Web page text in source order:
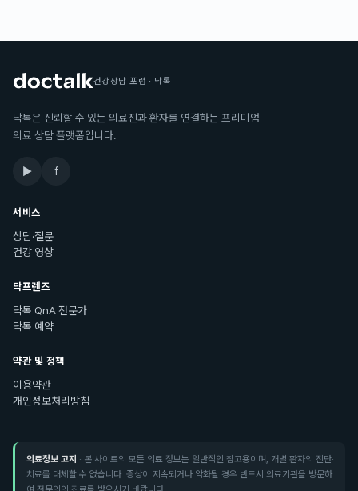
건강상담 포럼 · 닥톡
닥톡은 신뢰할 수 있는 의료진과 환자를 연결하는 프리미엄
의료 상담 플랫폼입니다.
▶ f
서비스
상담·질문
건강 영상
닥프렌즈
닥톡 QnA 전문가
닥톡 예약
약관 및 정책
이용약관
개인정보처리방침
의료정보 고지 · 본 사이트의 모든 의료 정보는 일반적인 참고용이며, 개별 환자의 진단·
치료를 대체할 수 없습니다. 증상이 지속되거나 악화될 경우 반드시 의료기관을 방문하